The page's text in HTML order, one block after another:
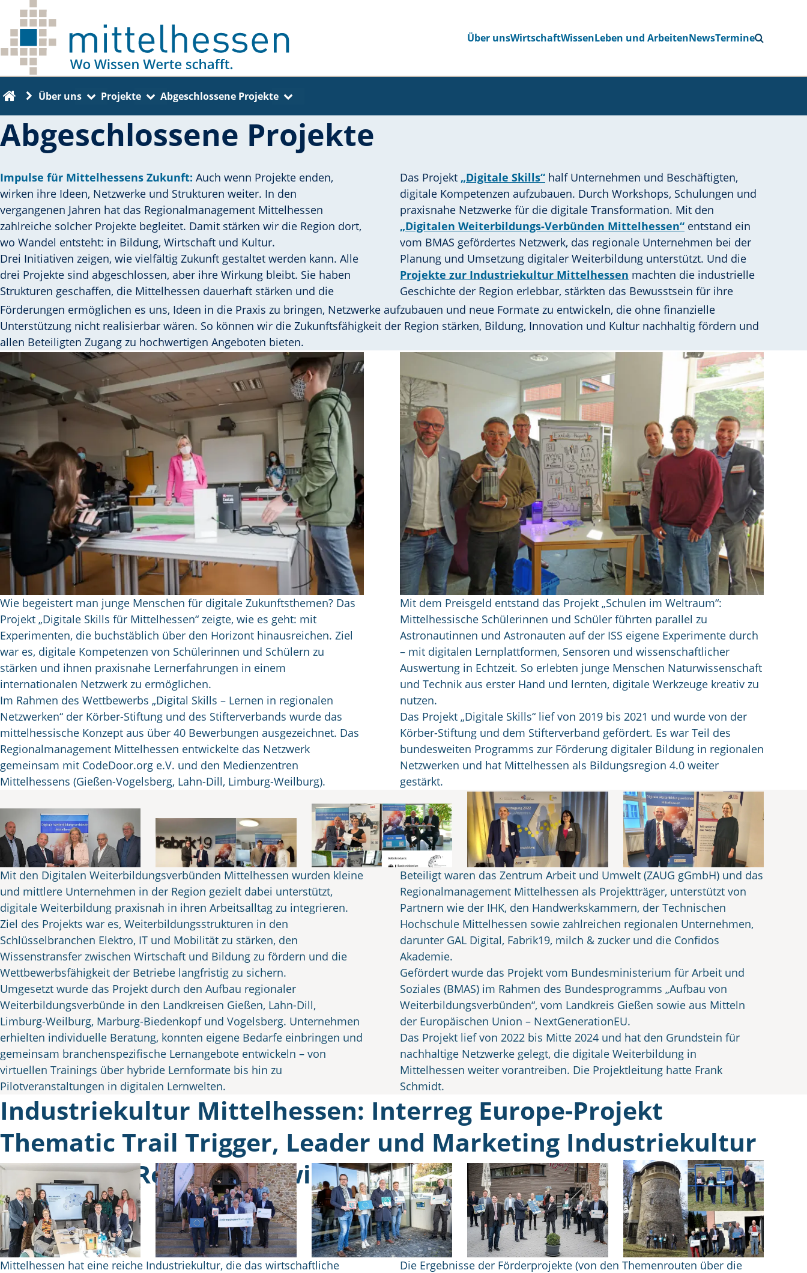
Skip to main content
Über unsWirtschaftWissenLeben und ArbeitenNewsTermine
Back to the home page
Über uns Zu einer anderen Seite navigieren
ProjekteZu einer anderen Seite navigieren
Abgeschlossene ProjekteZu einer anderen Seite navigieren
Abgeschlossene Projekte
Impulse für Mittelhessens Zukunft: Auch wenn Projekte enden,
wirken ihre Ideen, Netzwerke und Strukturen weiter. In den
vergangenen Jahren hat das Regionalmanagement Mittelhessen
zahlreiche solcher Projekte begleitet. Damit stärken wir die Region dort,
wo Wandel entsteht: in Bildung, Wirtschaft und Kultur.
Drei Initiativen zeigen, wie vielfältig Zukunft gestaltet werden kann. Alle
drei Projekte sind abgeschlossen, aber ihre Wirkung bleibt. Sie haben
Strukturen geschaffen, die Mittelhessen dauerhaft stärken und die
Region auf ihrem Weg in die Zukunft begleiten.
Das Projekt „Digitale Skills“ half Unternehmen und Beschäftigten,
digitale Kompetenzen aufzubauen. Durch Workshops, Schulungen und
praxisnahe Netzwerke für die digitale Transformation. Mit den
„Digitalen Weiterbildungs-Verbünden Mittelhessen“ entstand ein
vom BMAS gefördertes Netzwerk, das regionale Unternehmen bei der
Planung und Umsetzung digitaler Weiterbildung unterstützt. Und die
Projekte zur Industriekultur Mittelhessen machten die industrielle
Geschichte der Region erlebbar, stärkten das Bewusstsein für ihre
Bedeutung und vernetzten Akteurinnen und Akteure über
Branchengrenzen hinweg.
Förderungen ermöglichen es uns, Ideen in die Praxis zu bringen, Netzwerke aufzubauen und neue Formate zu entwickeln, die ohne finanzielle
Unterstützung nicht realisierbar wären. So können wir die Zukunftsfähigkeit der Region stärken, Bildung, Innovation und Kultur nachhaltig fördern und
allen Beteiligten Zugang zu hochwertigen Angeboten bieten.
Digitale Skills
Wie begeistert man junge Menschen für digitale Zukunftsthemen? Das
Projekt „Digitale Skills für Mittelhessen“ zeigte, wie es geht: mit
Experimenten, die buchstäblich über den Horizont hinausreichen. Ziel
war es, digitale Kompetenzen von Schülerinnen und Schülern zu
stärken und ihnen praxisnahe Lernerfahrungen in einem
internationalen Netzwerk zu ermöglichen.
Im Rahmen des Wettbewerbs „Digital Skills – Lernen in regionalen
Netzwerken“ der Körber-Stiftung und des Stifterverbands wurde das
mittelhessische Konzept aus über 40 Bewerbungen ausgezeichnet. Das
Regionalmanagement Mittelhessen entwickelte das Netzwerk
gemeinsam mit CodeDoor.org e.V. und den Medienzentren
Mittelhessens (Gießen-Vogelsberg, Lahn-Dill, Limburg-Weilburg).
Mit dem Preisgeld entstand das Projekt „Schulen im Weltraum“:
Mittelhessische Schülerinnen und Schüler führten parallel zu
Astronautinnen und Astronauten auf der ISS eigene Experimente durch
– mit digitalen Lernplattformen, Sensoren und wissenschaftlicher
Auswertung in Echtzeit. So erlebten junge Menschen Naturwissenschaft
und Technik aus erster Hand und lernten, digitale Werkzeuge kreativ zu
nutzen.
Das Projekt „Digitale Skills“ lief von 2019 bis 2021 und wurde von der
Körber-Stiftung und dem Stifterverband gefördert. Es war Teil des
bundesweiten Programms zur Förderung digitaler Bildung in regionalen
Netzwerken und hat Mittelhessen als Bildungsregion 4.0 weiter
gestärkt.
Digitale Weiterbildungsverbünde Mittelhessen (DWM)
Mit den Digitalen Weiterbildungsverbünden Mittelhessen wurden kleine
und mittlere Unternehmen in der Region gezielt dabei unterstützt,
digitale Weiterbildung praxisnah in ihren Arbeitsalltag zu integrieren.
Ziel des Projekts war es, Weiterbildungsstrukturen in den
Schlüsselbranchen Elektro, IT und Mobilität zu stärken, den
Wissenstransfer zwischen Wirtschaft und Bildung zu fördern und die
Wettbewerbsfähigkeit der Betriebe langfristig zu sichern.
Umgesetzt wurde das Projekt durch den Aufbau regionaler
Weiterbildungsverbünde in den Landkreisen Gießen, Lahn-Dill,
Limburg-Weilburg, Marburg-Biedenkopf und Vogelsberg. Unternehmen
erhielten individuelle Beratung, konnten eigene Bedarfe einbringen und
gemeinsam branchenspezifische Lernangebote entwickeln – von
virtuellen Trainings über hybride Lernformate bis hin zu
Pilotveranstaltungen in digitalen Lernwelten.
Beteiligt waren das Zentrum Arbeit und Umwelt (ZAUG gGmbH) und das
Regionalmanagement Mittelhessen als Projektträger, unterstützt von
Partnern wie der IHK, den Handwerkskammern, der Technischen
Hochschule Mittelhessen sowie zahlreichen regionalen Unternehmen,
darunter GAL Digital, Fabrik19, milch & zucker und die Confidos
Akademie.
Gefördert wurde das Projekt vom Bundesministerium für Arbeit und
Soziales (BMAS) im Rahmen des Bundesprogramms „Aufbau von
Weiterbildungsverbünden“, vom Landkreis Gießen sowie aus Mitteln
der Europäischen Union – NextGenerationEU.
Das Projekt lief von 2022 bis Mitte 2024 und hat den Grundstein für
nachhaltige Netzwerke gelegt, die digitale Weiterbildung in
Mittelhessen weiter vorantreiben. Die Projektleitung hatte Frank
Schmidt.
Industriekultur Mittelhessen: Interreg Europe-Projekt
Thematic Trail Trigger, Leader und Marketing Industriekultur
(Ländliche Regionalentwicklung)
Mittelhessen hat eine reiche Industriekultur, die das wirtschaftliche
Die Ergebnisse der Förderprojekte (von den Themenrouten über die